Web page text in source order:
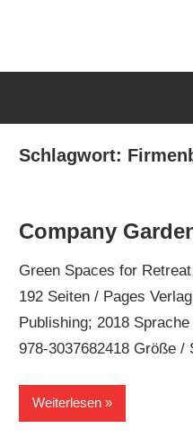
Editorial
Schlagwort:
Company
Green Spaces for
192 Seiten / Pages
Publishing; 2018
978-3037682418 Größe
Weiterlesen